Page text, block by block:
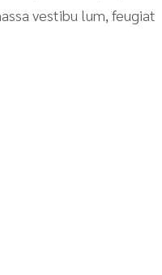
vestibu lum, feugiat